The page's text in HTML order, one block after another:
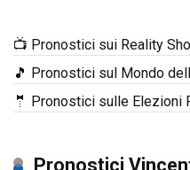
📺 Pronostici sui Reality
🎵 Pronostici sul Mondo
🤵 Pronostici sulle Elezioni
Pronostici